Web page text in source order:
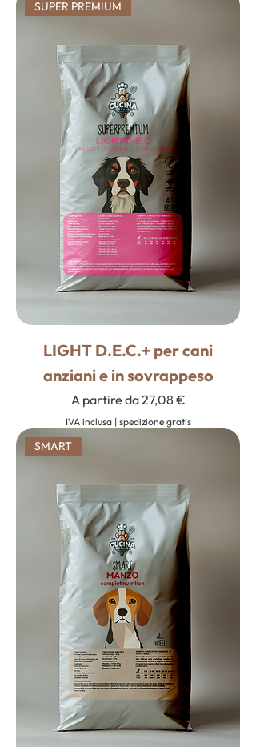
SUPER PREMIUM
LIGHT D.E.C.+ per cani
anziani e in sovrappeso
A partire da27,08 €
Prezzo scontato
IVA inclusa| spedizione gratis
SMART